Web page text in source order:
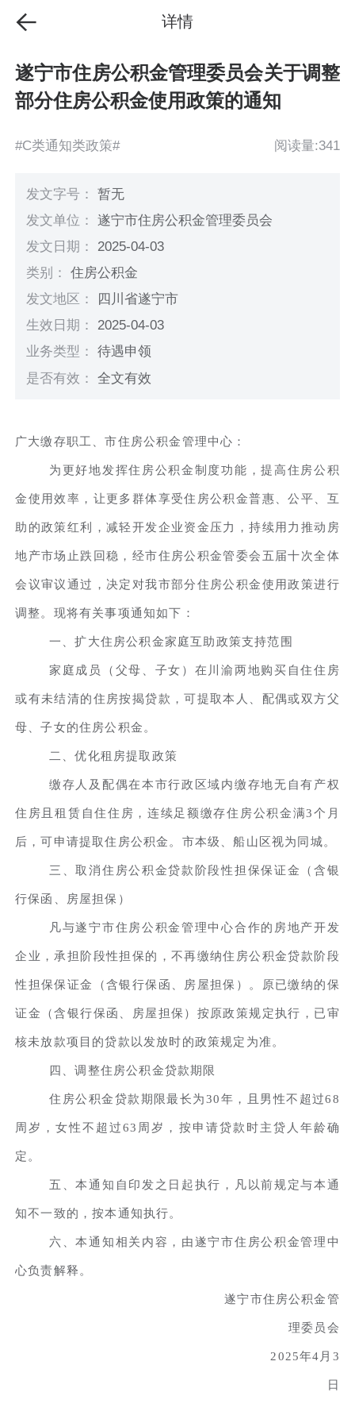
详情
遂宁市住房公积金管理委员会关于调整
部分住房公积金使用政策的通知
#C类通知类政策# 阅读量:341
发文字号：暂无
发文单位：遂宁市住房公积金管理委员会
发文日期： 2025-04-03
类别：住房公积金
发文地区：
四川省遂宁市
生效日期： 2025-04-03
业务类型：待遇申领
是否有效：全文有效
广大缴存职工、市住房公积金管理中心：
为更好地发挥住房公积金制度功能，提高住房公积
金使用效率，让更多群体享受住房公积金普惠、公平、互
助的政策红利，减轻开发企业资金压力，持续用力推动房
地产市场止跌回稳，经市住房公积金管委会五届十次全体
会议审议通过，决定对我市部分住房公积金使用政策进行
调整。现将有关事项通知如下：
一、扩大住房公积金家庭互助政策支持范围
家庭成员（父母、子女）在川渝两地购买自住住房
或有未结清的住房按揭贷款，可提取本人、配偶或双方父
母、子女的住房公积金。
二、优化租房提取政策
缴存人及配偶在本市行政区域内缴存地无自有产权
住房且租赁自住住房，连续足额缴存住房公积金满3个月
后，可申请提取住房公积金。市本级、船山区视为同城。
三、取消住房公积金贷款阶段性担保保证金（含银
行保函、房屋担保）
凡与遂宁市住房公积金管理中心合作的房地产开发
企业，承担阶段性担保的，不再缴纳住房公积金贷款阶段
性担保保证金（含银行保函、房屋担保）。原已缴纳的保
证金（含银行保函、房屋担保）按原政策规定执行，已审
核未放款项目的贷款以发放时的政策规定为准。
四、调整住房公积金贷款期限
住房公积金贷款期限最长为30年，且男性不超过68
周岁，女性不超过63周岁，按申请贷款时主贷人年龄确
定。
五、本通知自印发之日起执行，凡以前规定与本通
知不一致的，按本通知执行。
六、本通知相关内容，由遂宁市住房公积金管理中
心负责解释。
遂宁市住房公积金管
理委员会
2025年4月3
日